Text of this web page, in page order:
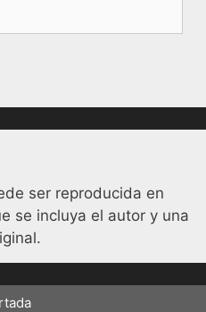
ser reproducida en
se incluya el autor y una